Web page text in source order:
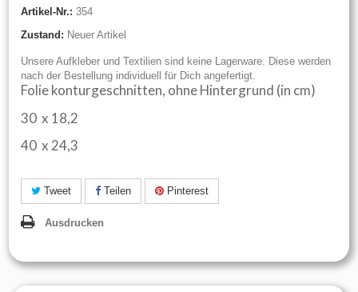
Artikel-Nr.: 354
Zustand: Neuer Artikel
Unsere Aufkleber und Textilien sind keine Lagerware. Diese werden
nach der Bestellung individuell für Dich angefertigt.
Folie konturgeschnitten, ohne Hintergrund (in cm)
30 x 18,2
40 x 24,3
Tweet Teilen Pinterest
Ausdrucken